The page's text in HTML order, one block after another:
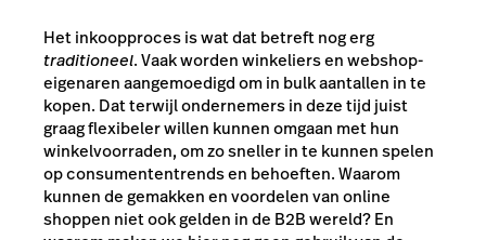
Het inkoopproces is wat dat betreft nog erg
traditioneel. Vaak worden winkeliers en webshop-
eigenaren aangemoedigd om in bulk aantallen in te
kopen. Dat terwijl ondernemers in deze tijd juist
graag flexibeler willen kunnen omgaan met hun
winkelvoorraden, om zo sneller in te kunnen spelen
op consumententrends en behoeften. Waarom
kunnen de gemakken en voordelen van online
shoppen niet ook gelden in de B2B wereld? En